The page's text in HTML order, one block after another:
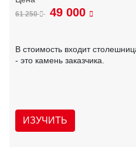
61 250 49 000
В стоимость входит
- это камень заказчика.
ИЗУЧИТЬ